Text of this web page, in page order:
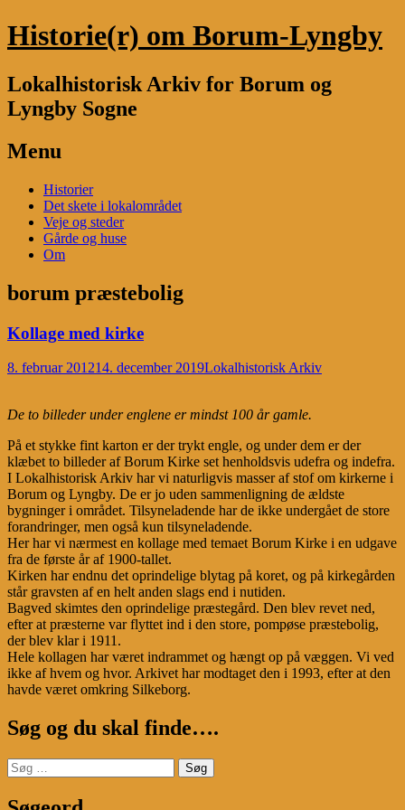
Historie(r) om Borum-Lyngby
Lokalhistorisk Arkiv for Borum og
Lyngby Sogne
Menu
Skip
content
Historier
Det skete i lokalområdet
Veje og steder
Gårde og huse
Om
borum præstebolig
Kollage med kirke
8. februar 201214. december 2019Lokalhistorisk Arkiv
De to billeder under englene er mindst 100 år gamle.
På et stykke fint karton er der trykt engle, og under dem er der
klæbet to billeder af Borum Kirke set henholdsvis udefra og indefra.
I Lokalhistorisk Arkiv har vi naturligvis masser af stof om kirkerne i
Borum og Lyngby. De er jo uden sammenligning de ældste
bygninger i området. Tilsyneladende har de ikke undergået de store
forandringer, men også kun tilsyneladende.
Her har vi nærmest en kollage med temaet Borum Kirke i en udgave
fra de første år af 1900-tallet.
Kirken har endnu det oprindelige blytag på koret, og på kirkegården
står gravsten af en helt anden slags end i nutiden.
Bagved skimtes den oprindelige præstegård. Den blev revet ned,
efter at præsterne var flyttet ind i den store, pompøse præstebolig,
der blev klar i 1911.
Hele kollagen har været indrammet og hængt op på væggen. Vi ved
ikke af hvem og hvor. Arkivet har modtaget den i 1993, efter at den
havde været omkring Silkeborg.
Søg og du skal finde….
Søg
efter: